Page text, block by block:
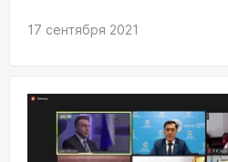
17 сентября 2021